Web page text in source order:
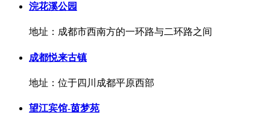
浣花溪公园
地址：成都市西南方的一环路与二环路之间
成都悦来古镇
地址：位于四川成都平原西部
望江宾馆-茵梦苑